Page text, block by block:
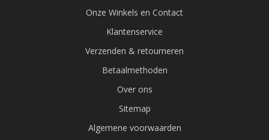
Onze Winkels en Contact
Klantenservice
Verzenden & retourneren
Betaalmethoden
Over ons
Sitemap
Algemene voorwaarden